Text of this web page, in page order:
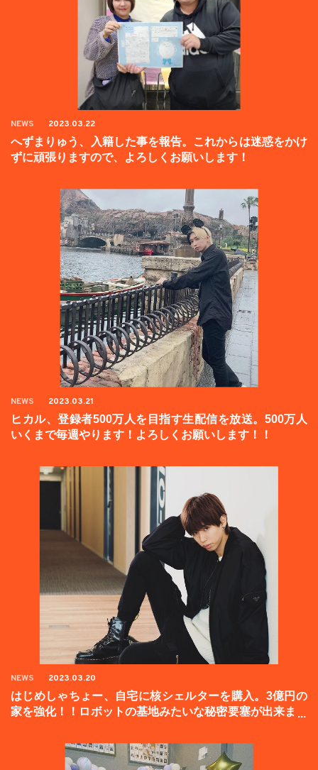
NEWS 2023.03.22
へずまりゅう、入籍した事を報告。これからは迷惑をかけ
ずに頑張りますので、よろしくお願いします！
NEWS 2023.03.21
ヒカル、登録者500万人を目指す生配信を放送。500万人
いくまで毎週やります！よろしくお願いします！！
NEWS 2023.03.20
はじめしゃちょー、自宅に核シェルターを購入。3億円の
家を強化！！ロボットの基地みたいな秘密要塞が出来まし